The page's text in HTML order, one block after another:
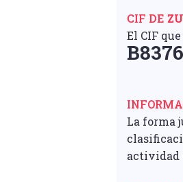
CIF DE
El CIF
La forma
actividad